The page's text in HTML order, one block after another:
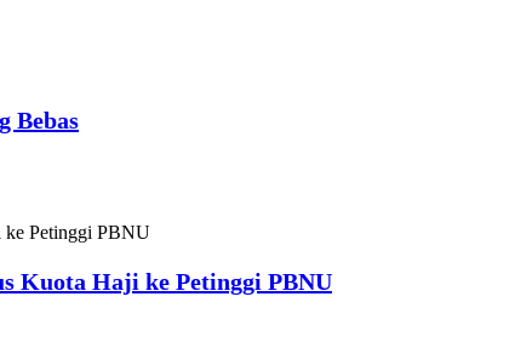
Bebas
Kuota Haji ke Petinggi PBNU